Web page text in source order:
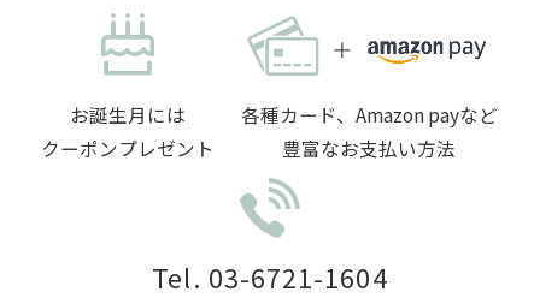
お誕生月には
クーポンプレゼント
各種カード、Amazon payなど
豊富なお支払い方法
Tel. 03-6721-1604